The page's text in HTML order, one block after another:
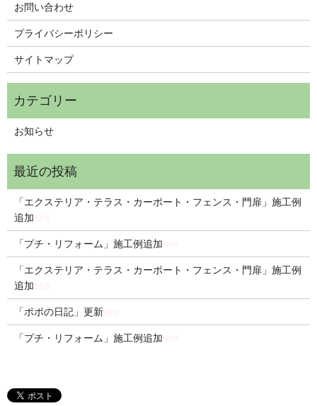
お問い合わせ
プライバシーポリシー
サイトマップ
お知らせ
「エクステリア・テラス・カーポート・フェンス・門扉」施工例
追加
「プチ・リフォーム」施工例追加
「エクステリア・テラス・カーポート・フェンス・門扉」施工例
追加
「ポポの日記」更新NEW
「プチ・リフォーム」施工例追加